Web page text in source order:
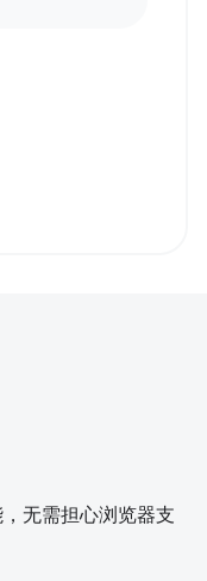
无需担心浏览器支